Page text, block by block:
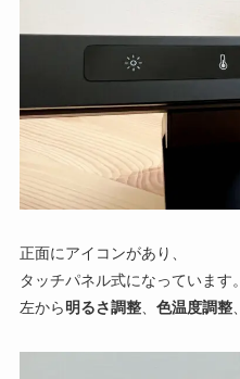
正面にアイコンがあり、
タッチパネル式になっています。
左から明るさ調整、 色温度調整、